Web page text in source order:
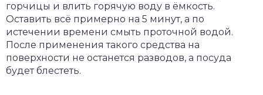
горчицы и влить горячую воду в ёмкость.
Оставить всё примерно на 5 минут, а по
истечении времени смыть проточной водой.
После применения такого средства на
поверхности не останется разводов, а посуда
будет блестеть.